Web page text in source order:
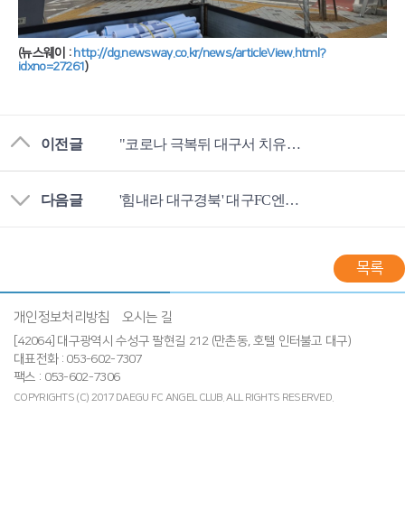
(뉴스웨이 : http://dg.newsway.co.kr/news/articleView.html?
idxno=27261)
이전글 "코로나 극복뒤 대구서 치유의 올스타전 열리길"
다음글 '힘내라 대구경북' 대구FC엔젤클럽도 동참
목록
개인정보처리방침 오시는 길
[42064] 대구광역시 수성구 팔현길 212 (만촌동, 호텔 인터불고 대구)
대표전화 : 053-602-7307
팩스 : 053-602-7306
COPYRIGHTS (C) 2017 DAEGU FC ANGEL CLUB. ALL RIGHTS RESERVED.